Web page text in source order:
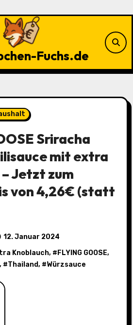
Fuchs.de
Sriracha
mit extra
Jetzt zum
von 4,26€ (statt
12. Januar 2024
Knoblauch, # FLYING GOOSE,
, #Thailand, #Würzsauce